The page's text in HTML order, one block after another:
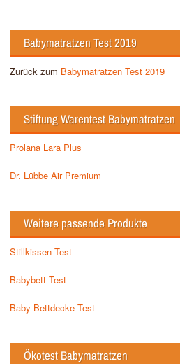
Babymatratzen Test 2019
Zurück zum Babymatratzen Test 2019
Stiftung Warentest Babymatratzen
Prolana Lara Plus
Dr. Lübbe Air Premium
Weitere passende Produkte
Stillkissen Test
Babybett Test
Baby Bettdecke Test
Ökotest Babymatratzen